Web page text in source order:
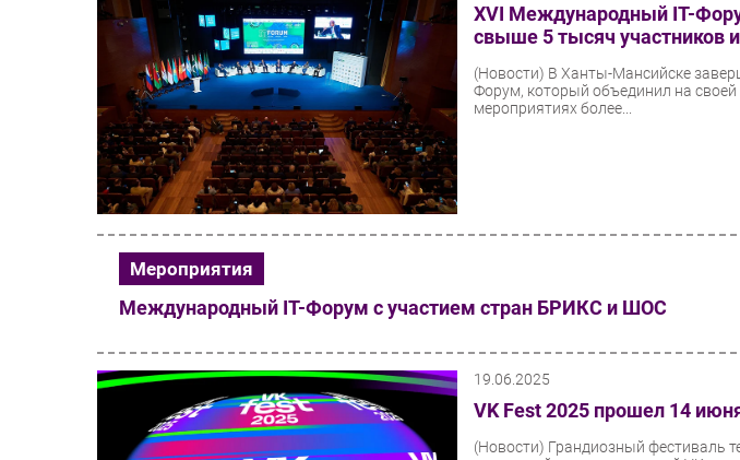
XVI Международный IT-
свыше 5 тысяч участников
(Новости) В Ханты-Мансийске
Форум, который объединил на
мероприятиях более...
Мероприятия
Международный IT-Форум с участием стран БРИКС и ШОС
19.06.2025
VK Fest 2025 прошел 14
(Новости) Грандиозный фестиваль